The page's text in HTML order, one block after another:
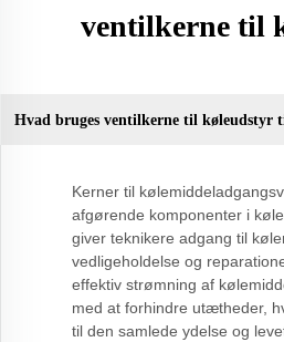
ventilkerne til
Hvad bruges ventilkerne til køleudstyr
Kerner til
afgørende komponenter i
giver teknikere adgang til
vedligeholdelse og
effektiv strømning af
med at forhindre utætheder,
til den samlede ydelse og